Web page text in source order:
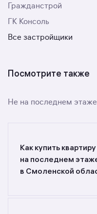
Гражданстрой
ГК Консоль
Все застройщики
Посмотрите также
Не на последнем этаже
Как купить
на последнем
в Смоленской